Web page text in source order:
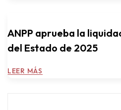
ANPP aprueba la
del Estado de 2025
LEER MÁS